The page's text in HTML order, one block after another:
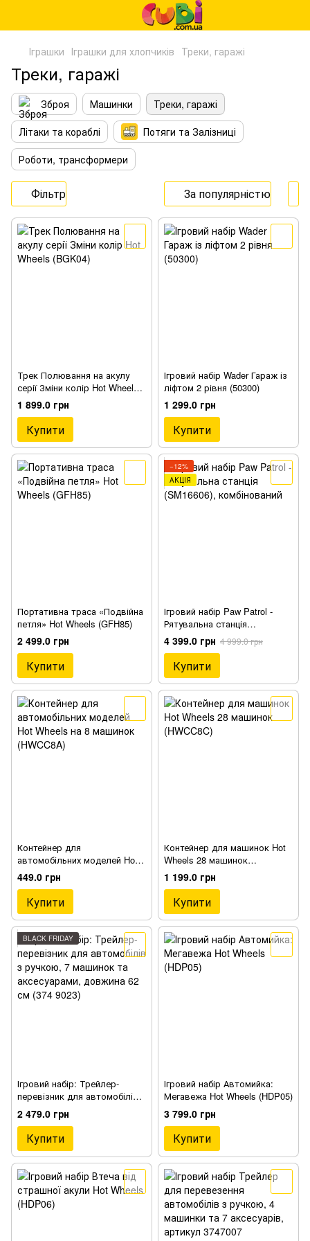
Іграшки Іграшки для хлопчиків Треки, гаражі
Треки, гаражі
Зброя Машинки
Треки, гаражі
Літаки та кораблі
Потяги та Залізниці
Роботи, трансформери
Фільтр За популярністю
Трек Полювання на акулу
серії Зміни колір Hot Wheels
(BGK04)
1 899.0 грн
Купити
Ігровий набір Wader Гараж із
ліфтом 2 рівня (50300)
1 299.0 грн
Купити
Портативна траса «Подвійна
петля» Hot Wheels (GFH85)
2 499.0 грн
Купити
−12%
АКЦІЯ
Ігровий набір Paw Patrol -
Рятувальна станція
(SM16606)
4 399.0 грн 4 999.0 грн
Купити
Контейнер для
автомобільних моделей Hot
Wheels на 8 машинок
(HWCC8A)
449.0 грн
Купити
Контейнер для машинок Hot
Wheels 28 машинок
(HWCC8C)
1 199.0 грн
Купити
BLACK FRIDAY
Ігровий набір: Трейлер-
перевізник для автомобілів з
ручкою, 7 машинок та
аксесуарами, довжина 62 см
(374 9023)
2 479.0 грн
Купити
Ігровий набір Автомийка:
Мегавежа Hot Wheels (HDP05)
3 799.0 грн
Купити